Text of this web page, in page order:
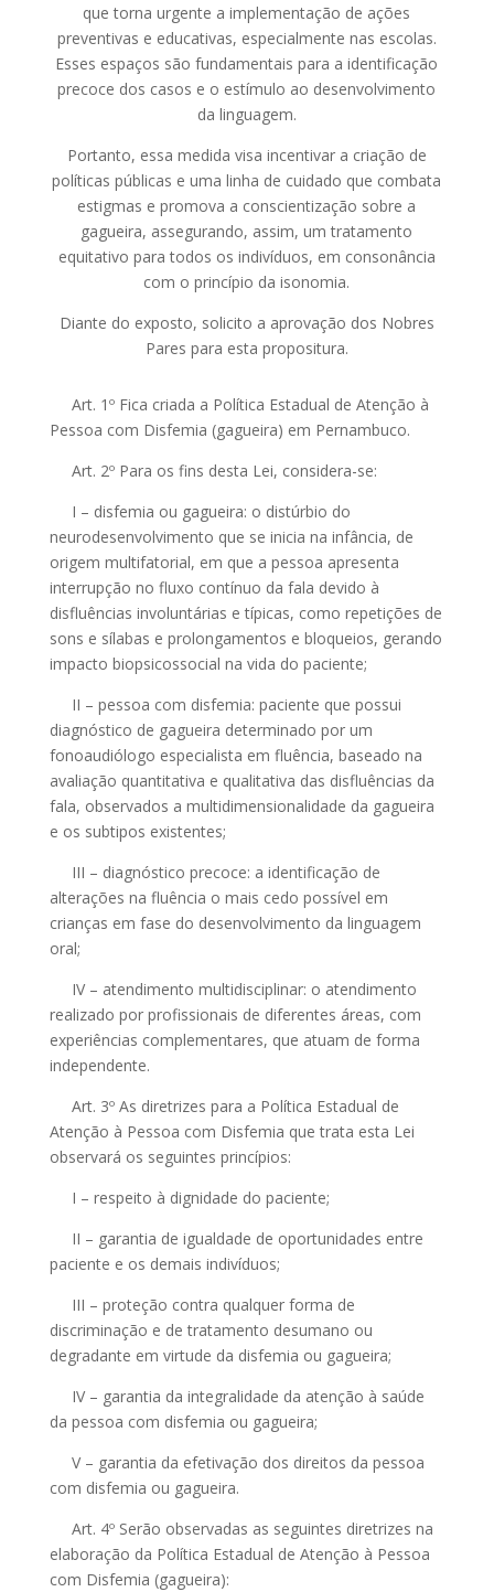
que torna urgente a implementação de ações
preventivas e educativas, especialmente nas escolas.
Esses espaços são fundamentais para a identificação
precoce dos casos e o estímulo ao desenvolvimento
da linguagem.
Portanto, essa medida visa incentivar a criação de
políticas públicas e uma linha de cuidado que combata
estigmas e promova a conscientização sobre a
gagueira, assegurando, assim, um tratamento
equitativo para todos os indivíduos, em consonância
com o princípio da isonomia.
Diante do exposto, solicito a aprovação dos Nobres
Pares para esta propositura.
Art. 1º Fica criada a Política Estadual de Atenção à
Pessoa com Disfemia (gagueira) em Pernambuco.
Art. 2º Para os fins desta Lei, considera-se:
I – disfemia ou gagueira: o distúrbio do
neurodesenvolvimento que se inicia na infância, de
origem multifatorial, em que a pessoa apresenta
interrupção no fluxo contínuo da fala devido à
disfluências involuntárias e típicas, como repetições de
sons e sílabas e prolongamentos e bloqueios, gerando
impacto biopsicossocial na vida do paciente;
II – pessoa com disfemia: paciente que possui
diagnóstico de gagueira determinado por um
fonoaudiólogo especialista em fluência, baseado na
avaliação quantitativa e qualitativa das disfluências da
fala, observados a multidimensionalidade da gagueira
e os subtipos existentes;
III – diagnóstico precoce: a identificação de
alterações na fluência o mais cedo possível em
crianças em fase do desenvolvimento da linguagem
oral;
IV – atendimento multidisciplinar: o atendimento
realizado por profissionais de diferentes áreas, com
experiências complementares, que atuam de forma
independente.
Art. 3º As diretrizes para a Política Estadual de
Atenção à Pessoa com Disfemia que trata esta Lei
observará os seguintes princípios:
I – respeito à dignidade do paciente;
II – garantia de igualdade de oportunidades entre
paciente e os demais indivíduos;
III – proteção contra qualquer forma de
discriminação e de tratamento desumano ou
degradante em virtude da disfemia ou gagueira;
IV – garantia da integralidade da atenção à saúde
da pessoa com disfemia ou gagueira;
V – garantia da efetivação dos direitos da pessoa
com disfemia ou gagueira.
Art. 4º Serão observadas as seguintes diretrizes na
elaboração da Política Estadual de Atenção à Pessoa
com Disfemia (gagueira):